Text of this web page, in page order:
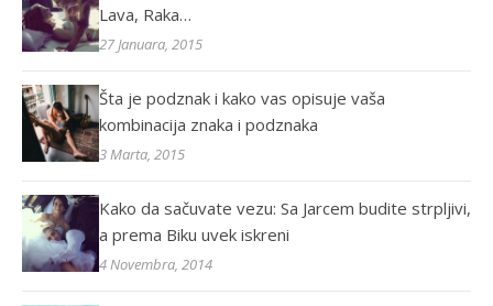
Lava, Raka…
27 Januara, 2015
Šta je podznak i kako vas opisuje vaša
kombinacija znaka i podznaka
3 Marta, 2015
Kako da sačuvate vezu: Sa Jarcem budite strpljivi,
a prema Biku uvek iskreni
4 Novembra, 2014